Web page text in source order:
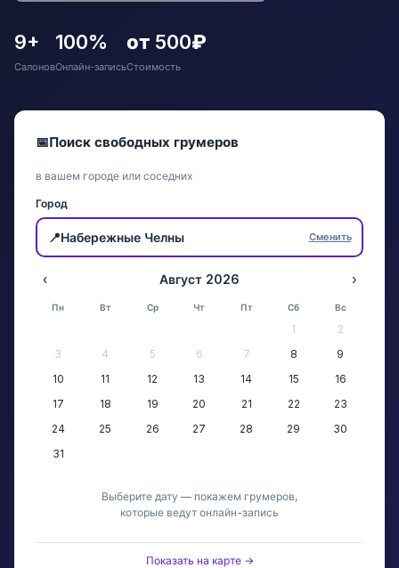
9+
Салонов
100%
Онлайн-запись
от 500₽
Стоимость
📅Поиск свободных грумеров
в вашем городе или соседних
Город
📍Набережные Челны Сменить
‹ Август 2026 ›
Пн Вт Ср Чт Пт Сб Вс
1
2
3
4 5 6 7 8
9
10
11 12 13 14 15
16
17
18 19 20 21 22
23
24
25 26 27 28 29
30
31
Выберите дату — покажем грумеров,
которые ведут онлайн-запись
Показать на карте →